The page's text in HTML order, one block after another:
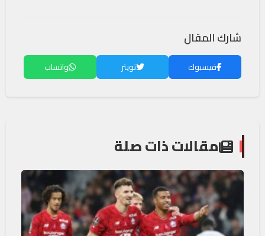
شارك المقال
فيسبوك تويتر واتساب
مقالات ذات صلة